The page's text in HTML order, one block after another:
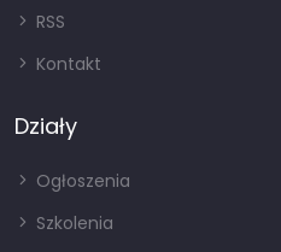
RSS
Kontakt
Działy
Ogłoszenia
Szkolenia